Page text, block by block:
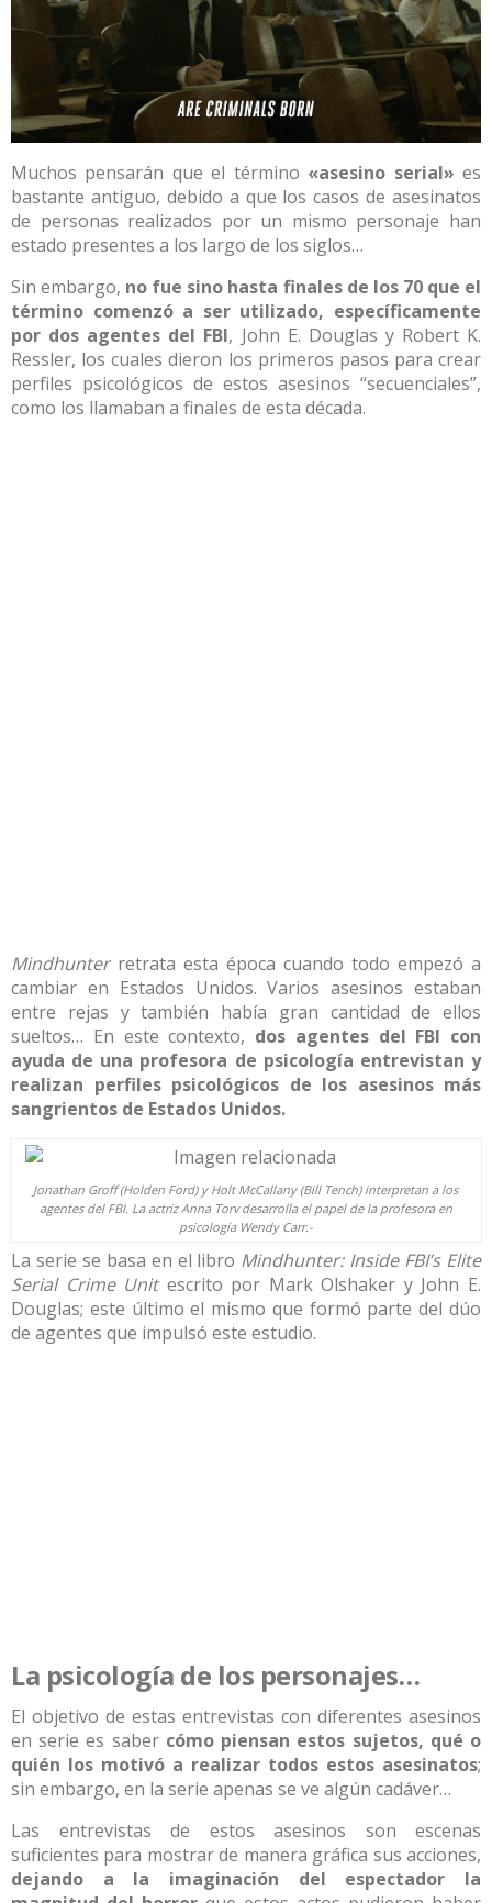
Muchos pensarán que el término «asesino serial» es
bastante antiguo, debido a que los casos de asesinatos
de personas realizados por un mismo personaje han
estado presentes a los largo de los siglos…
Sin embargo, no fue sino hasta finales de los 70 que el
término comenzó a ser utilizado, específicamente
por dos agentes del FBI, John E. Douglas y Robert K.
Ressler, los cuales dieron los primeros pasos para crear
perfiles psicológicos de estos asesinos “secuenciales”,
como los llamaban a finales de esta década.
Mindhunter retrata esta época cuando todo empezó a
cambiar en Estados Unidos. Varios asesinos estaban
entre rejas y también había gran cantidad de ellos
sueltos… En este contexto, dos agentes del FBI con
ayuda de una profesora de psicología entrevistan y
realizan perfiles psicológicos de los asesinos más
sangrientos de Estados Unidos.
Jonathan Groff (Holden Ford) y Holt McCallany (Bill Tench) interpretan a los
agentes del FBI. La actriz Anna Torv desarrolla el papel de la profesora en
psicología Wendy Carr.-
La serie se basa en el libro Mindhunter: Inside FBI’s Elite
Serial Crime Unit escrito por Mark Olshaker y John E.
Douglas; este último el mismo que formó parte del dúo
de agentes que impulsó este estudio.
La psicología de los personajes…
El objetivo de estas entrevistas con diferentes asesinos
en serie es saber cómo piensan estos sujetos, qué o
quién los motivó a realizar todos estos asesinatos;
sin embargo, en la serie apenas se ve algún cadáver…
Las entrevistas de estos asesinos son escenas
suficientes para mostrar de manera gráfica sus acciones,
dejando a la imaginación del espectador la